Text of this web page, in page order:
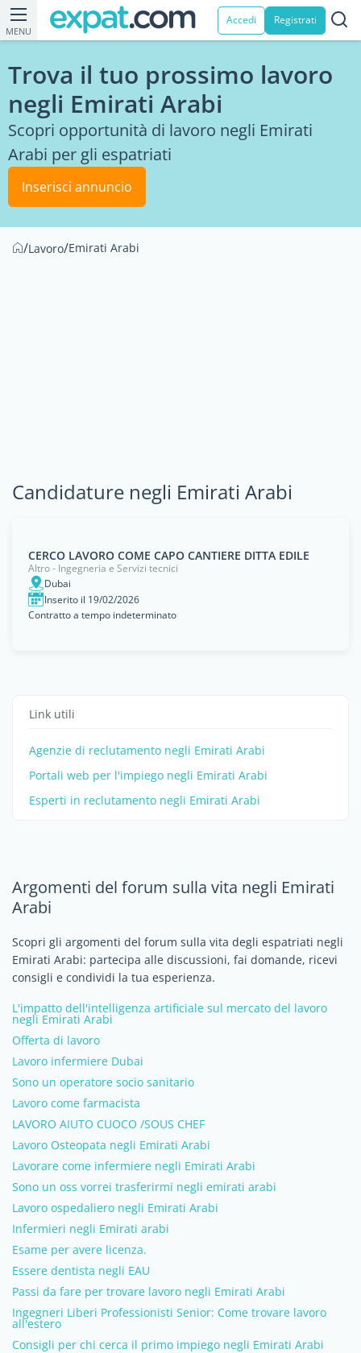
MENU
Accedi Registrati
Trova il tuo prossimo lavoro
negli Emirati Arabi
Scopri opportunità di lavoro negli Emirati
Arabi per gli espatriati
Inserisci annuncio
/Lavoro/Emirati Arabi
Candidature negli Emirati Arabi
CERCO LAVORO COME CAPO CANTIERE DITTA EDILE
Altro - Ingegneria e Servizi tecnici
Dubai
Inserito il 19/02/2026
Contratto a tempo indeterminato
Link utili
Agenzie di reclutamento negli Emirati Arabi
Portali web per l'impiego negli Emirati Arabi
Esperti in reclutamento negli Emirati Arabi
Argomenti del forum sulla vita negli Emirati
Arabi
Scopri gli argomenti del forum sulla vita degli espatriati negli
Emirati Arabi: partecipa alle discussioni, fai domande, ricevi
consigli e condividi la tua esperienza.
L'impatto dell'intelligenza artificiale sul mercato del lavoro
negli Emirati Arabi
Offerta di lavoro
Lavoro infermiere Dubai
Sono un operatore socio sanitario
Lavoro come farmacista
LAVORO AIUTO CUOCO /SOUS CHEF
Lavoro Osteopata negli Emirati Arabi
Lavorare come infermiere negli Emirati Arabi
Sono un oss vorrei trasferirmi negli emirati arabi
Lavoro ospedaliero negli Emirati Arabi
Infermieri negli Emirati arabi
Esame per avere licenza.
Essere dentista negli EAU
Passi da fare per trovare lavoro negli Emirati Arabi
Ingegneri Liberi Professionisti Senior: Come trovare lavoro
all'estero
Consigli per chi cerca il primo impiego negli Emirati Arabi